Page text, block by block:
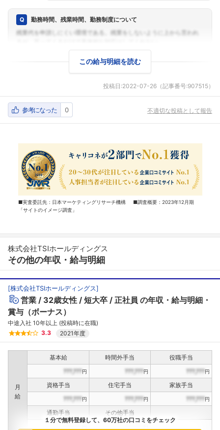
勤務時間、残業時間、勤務制度について
この給与明細を読む
投稿日:2022-07-26 （記事番号:907515）
参考になった 0 不適切な投稿として報告
■実査委託先：日本マーケティングリサーチ機構 ■調査概要：2023年12月期
「サイトのイメージ調査」
株式会社TSIホールディングス
その他の年収・給与明細
[株式会社TSIホールディングス]
営業 32歳女性 短大卒 正社員 の年収・給与明細・
賞与（ボーナス）
中途入社 10年以上 (投稿時に在職)
3.3
2021年度
月
給
基本給 時間外手当
役職手当
???,???円 ???,???円 ???,???円
資格手当 住宅手当
家族手当
???,???円 ???,???円 ???,???円
通勤手当
その他手当
１分で無料登録して、60万社の口コミをチェック